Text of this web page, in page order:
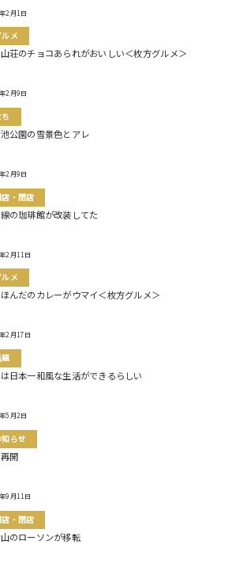
2月1日
メ
荘のチョコあられがおいしい＜枚方グルメ＞
2月9日
ち
公園の雪景色とアレ
2月9日
店・閉店
線の珈琲館が改装してた
2月11日
メ
んだのカレーがウマイ＜枚方グルメ＞
2月17日
日本一和風な生活ができるらしい
5月2日
知らせ
開
9月11日
店・閉店
のローソンが移転